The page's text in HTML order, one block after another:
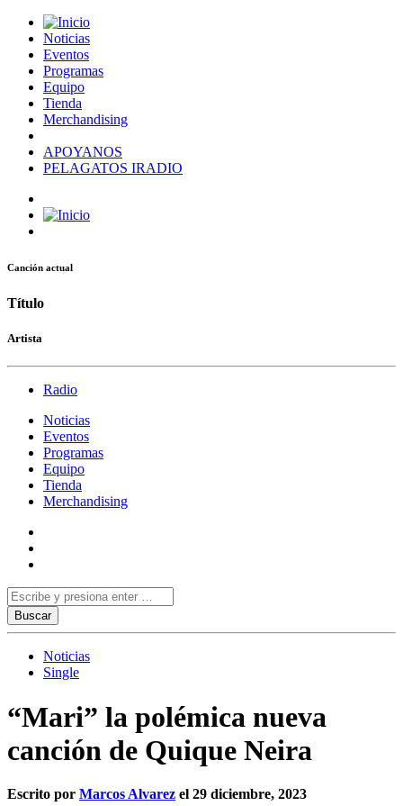
Noticias
Eventos
Programas
Equipo
Tienda
Merchandising
APOYANOS
PELAGATOS IRADIO
Canción actual
Título
Artista
Radio
Noticias
Eventos
Programas
Equipo
Tienda
Merchandising
Noticias
Single
“Mari” la polémica nueva
canción de Quique Neira
Escrito por Marcos Alvarez el 29 diciembre, 2023